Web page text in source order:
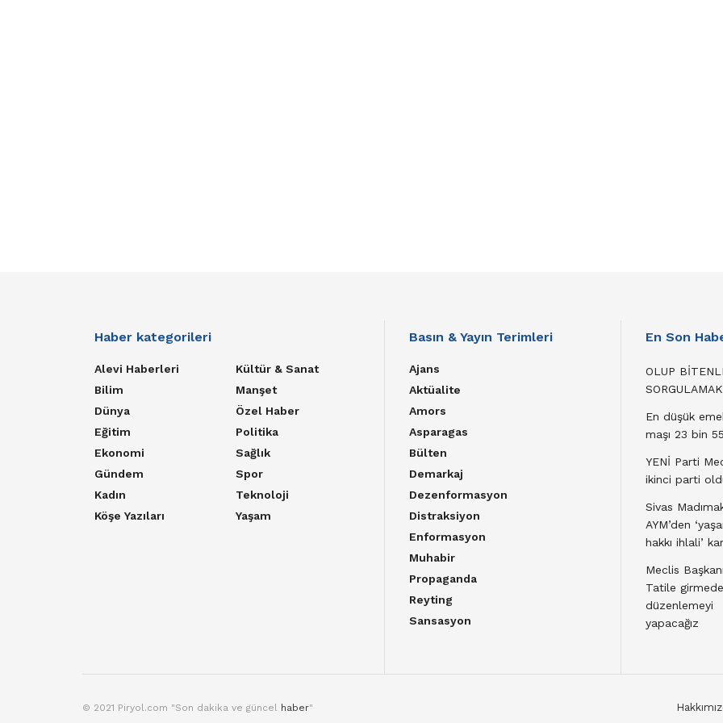
Haber kategorileri
Alevi Haberleri
Bilim
Dünya
Eğitim
Ekonomi
Gündem
Kadın
Köşe Yazıları
Kültür & Sanat
Manşet
Özel Haber
Politika
Sağlık
Spor
Teknoloji
Yaşam
Basın & Yayın Terimleri
Ajans
Aktüalite
Amors
Asparagas
Bülten
Demarkaj
Dezenformasyon
Distraksiyon
Enformasyon
Muhabir
Propaganda
Reyting
Sansasyon
En Son
OLUP
SORGULAMAK
En düşük
maşı 23 bin
YENİ Parti
ikinci parti
Sivas
AYM’den
hakkı ihlali’
Meclis
Tatile
düzenlemeyi
yapacağız
© 2021 Piryol.com "Son dakika ve güncel haber"